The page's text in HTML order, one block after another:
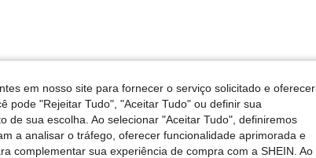
Útil (0)
em nosso site para fornecer o serviço solicitado e oferecer
pode "Rejeitar Tudo", "Aceitar Tudo" ou definir sua
de sua escolha. Ao selecionar "Aceitar Tudo", definiremos
a analisar o tráfego, oferecer funcionalidade aprimorada e
complementar sua experiência de compra com a SHEIN. Ao